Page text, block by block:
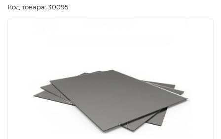
Код товара: 30095